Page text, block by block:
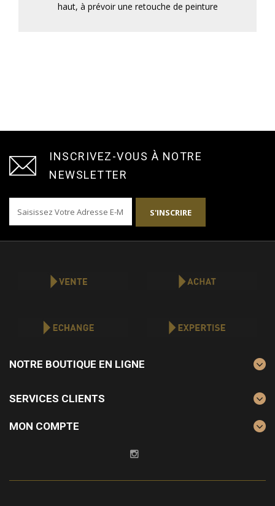
haut, à prévoir une retouche de peinture
INSCRIVEZ-VOUS À NOTRE
NEWSLETTER
S'INSCRIRE
NOTRE BOUTIQUE EN LIGNE
SERVICES CLIENTS
MON COMPTE